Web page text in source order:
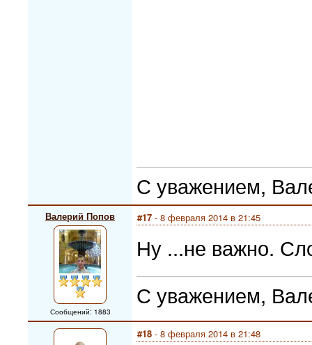
С уважением,
Валерий Попов
Сообщений: 1883
#17 - 8 февраля 2014 в 21:45
Ну ...не важно.
С уважением,
#18 - 8 февраля 2014 в 21:48